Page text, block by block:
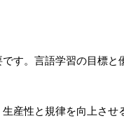
す。言語学習の目標
産性と規律を向上させ